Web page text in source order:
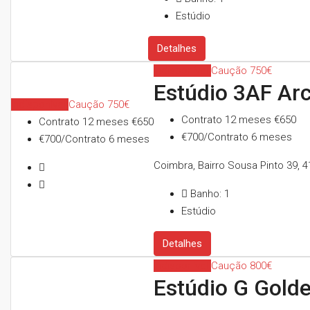
Estúdio
Detalhes
Caução 750€
Contrato 12 meses €650
€700/Contrato 6 meses
Caução 750€
Estúdio 3AF
Contrato 12 meses €650
€700/Contrato 6 meses
Coimbra, Bairro Sousa Pinto 39,
Banho: 1
Estúdio
Detalhes
Caução 800€
Estúdio G